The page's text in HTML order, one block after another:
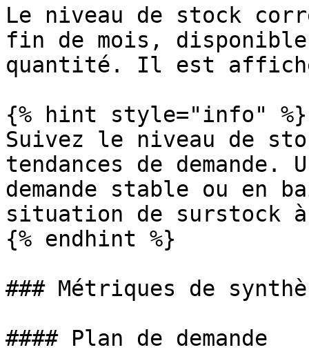
Le niveau de stock
fin de mois,
quantité. Il est
{% hint style="info" %}
Suivez le niveau de
tendances de demande.
demande stable ou en
situation de surstock
{% endhint %}
### Métriques de
#### Plan de demande